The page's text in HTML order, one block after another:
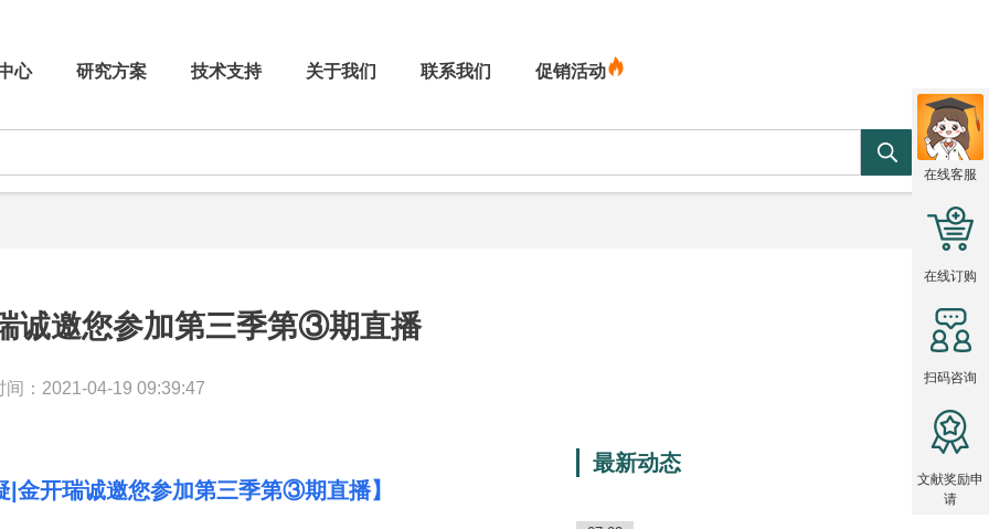
心 研究方案 技术支持 关于我们 联系我们 促销活动
诚邀您参加第三季第③期直播
间：2021-04-19 09:39:47
|金开瑞诚邀您参加第三季第③期直播】
最新动态
在线客服
在线订购
扫码咨询
文献奖励申
请